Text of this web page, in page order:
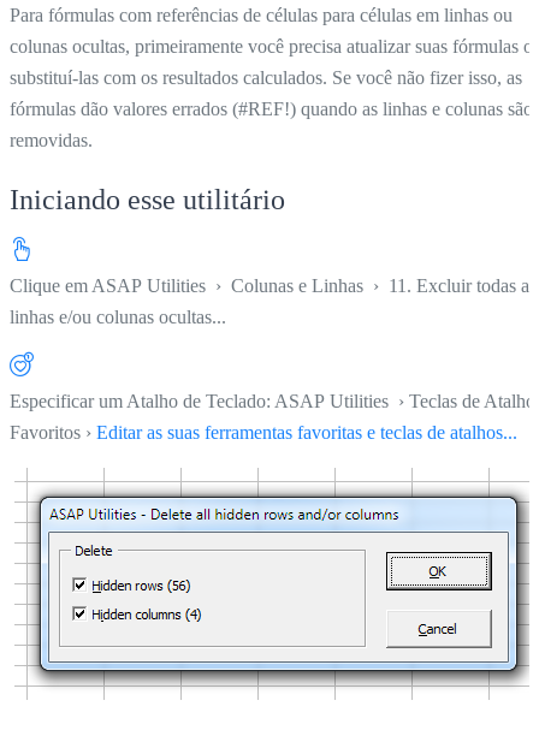
Para fórmulas com referências de células para células em linhas ou
colunas ocultas, primeiramente você precisa atualizar suas fórmulas
substituí-las com os resultados calculados. Se você não fizer isso, as
fórmulas dão valores errados (#REF!) quando as linhas e colunas são
removidas.
Iniciando esse utilitário
Clique em ASAP Utilities › Colunas e Linhas › 11. Excluir todas as
linhas e/ou colunas ocultas...
Especificar um Atalho de Teclado: ASAP Utilities › Teclas de Atalho
Favoritos › Editar as suas ferramentas favoritas e teclas de atalhos...